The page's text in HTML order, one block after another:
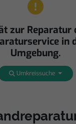
zur
in
Umgebung.
Umkreissuche